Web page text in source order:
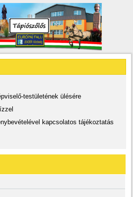
testületének ülésére
kapcsolatos tájékoztatás